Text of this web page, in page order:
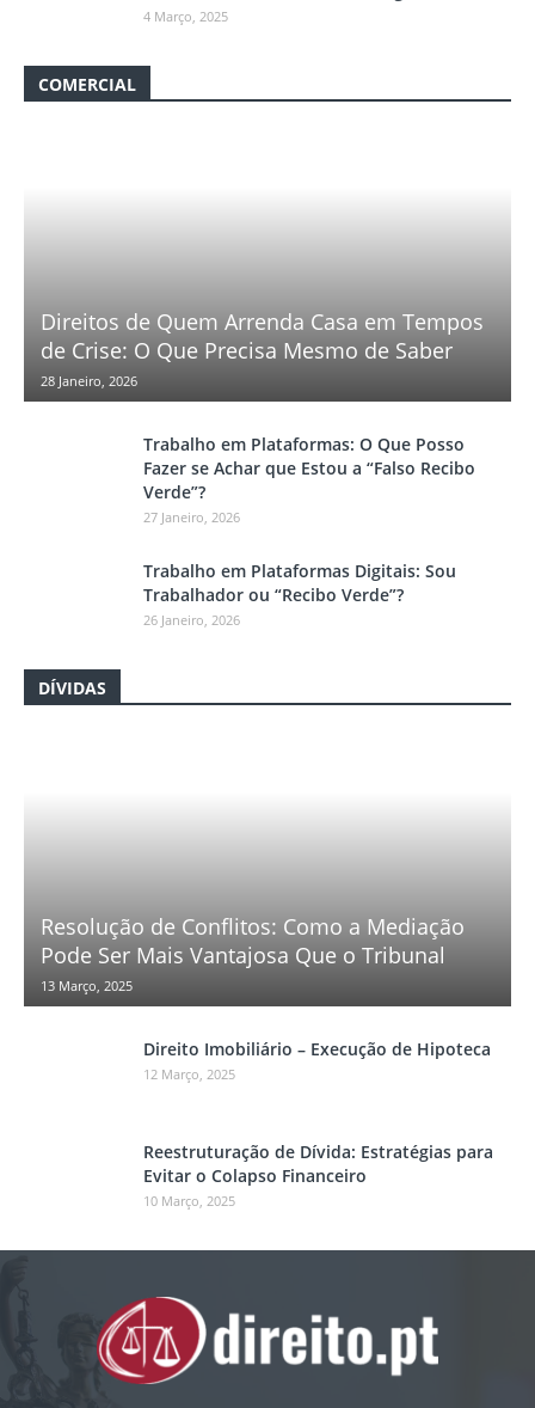
4 Março, 2025
COMERCIAL
Direitos de Quem Arrenda Casa em Tempos
de Crise: O Que Precisa Mesmo de Saber
28 Janeiro, 2026
Trabalho em Plataformas: O Que Posso
Fazer se Achar que Estou a “Falso Recibo
Verde”?
27 Janeiro, 2026
Trabalho em Plataformas Digitais: Sou
Trabalhador ou “Recibo Verde”?
26 Janeiro, 2026
DÍVIDAS
Resolução de Conflitos: Como a Mediação
Pode Ser Mais Vantajosa Que o Tribunal
13 Março, 2025
Direito Imobiliário – Execução de Hipoteca
12 Março, 2025
Reestruturação de Dívida: Estratégias para
Evitar o Colapso Financeiro
10 Março, 2025